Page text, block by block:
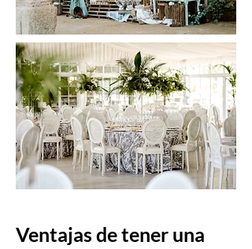
Ventajas de tener una